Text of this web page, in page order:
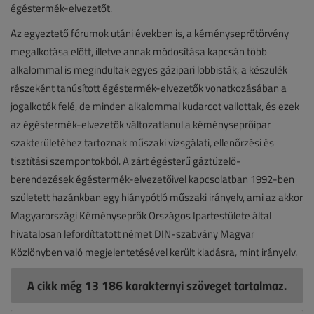
égéstermék-elvezetőt.
Az egyeztető fórumok utáni években is, a kéményseprőtörvény
megalkotása előtt, illetve annak módosítása kapcsán több
alkalommal is megindultak egyes gázipari lobbisták, a készülék
részeként tanúsított égéstermék-elvezetők vonatkozásában a
jogalkotók felé, de minden alkalommal kudarcot vallottak, és ezek
az égéstermék-elvezetők változatlanul a kéményseprőipar
szakterületéhez tartoznak műszaki vizsgálati, ellenőrzési és
tisztítási szempontokból. A zárt égésterű gáztüzelő-
berendezések égéstermék-elvezetőivel kapcsolatban 1992-ben
született hazánkban egy hiánypótló műszaki irányelv, ami az akkor
Magyarországi Kéményseprők Országos Ipartestülete által
hivatalosan lefordíttatott német DIN-szabvány Magyar
Közlönyben való megjelentetésével került kiadásra, mint irányelv.
A cikk még 13 186 karakternyi szöveget tartalmaz.